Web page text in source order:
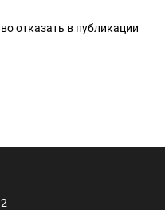
отказать в публикации